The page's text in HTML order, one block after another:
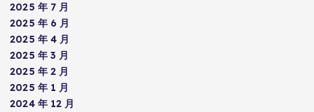
2025 年 7 月
2025 年 6 月
2025 年 4 月
2025 年 3 月
2025 年 2 月
2025 年 1 月
2024 年 12 月